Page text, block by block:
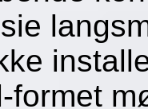
formet